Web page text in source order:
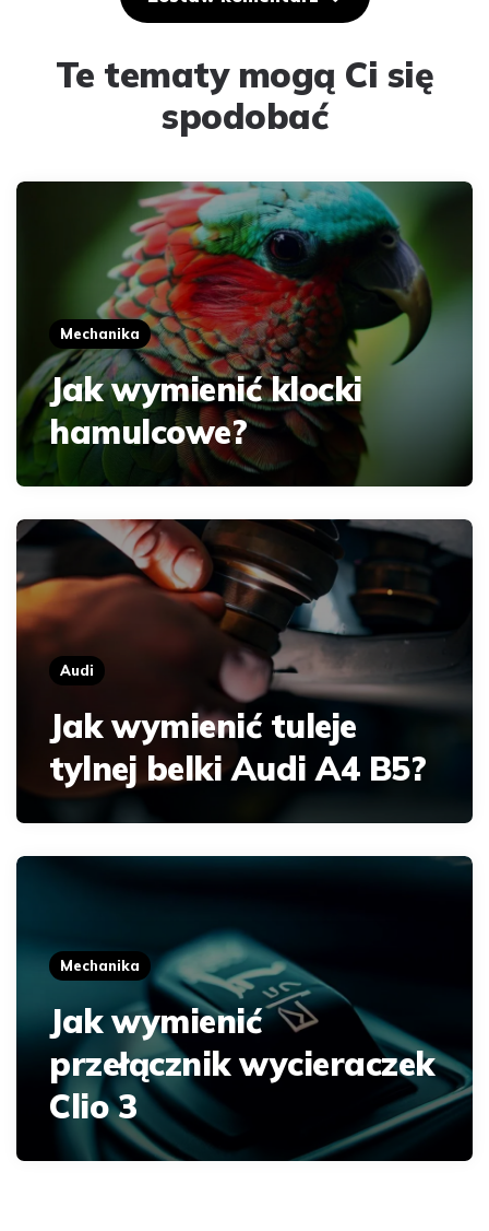
Te tematy mogą Ci się
spodobać
Mechanika
Jak wymienić klocki
hamulcowe?
Audi
Jak wymienić tuleje
tylnej belki Audi A4 B5?
Mechanika
Jak wymienić
przełącznik wycieraczek
Clio 3